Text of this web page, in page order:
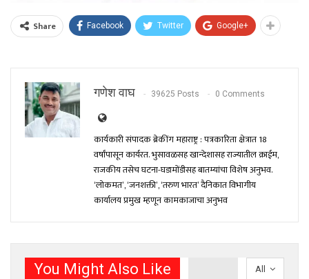
Share Facebook Twitter Google+
गणेश वाघ 39625 Posts 0 Comments
कार्यकारी संपादक ब्रेकींग महाराष्ट्र : पत्रकारिता क्षेत्रात 18
वर्षांपासून कार्यरत. भुसावळसह खान्देशासह राज्यातील क्राईम,
राजकीय तसेच घटना-घडामोंडीसह बातम्यांचा विशेष अनुभव.
‘लोकमत’, ‘जनशक्ती’, ‘तरुण भारत’ दैनिकात विभागीय
कार्यालय प्रमुख म्हणून कामकाजाचा अनुभव
All
You Might Also Like